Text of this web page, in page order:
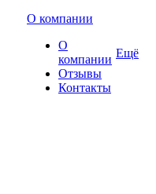
О компании
О
компании
Отзывы
Контакты
Ещё